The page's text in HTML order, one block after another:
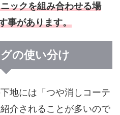
ックを組み合わせる場
事があります。
の使い分け
地には「つや消しコーテ
介されることが多いので